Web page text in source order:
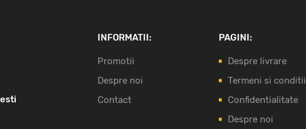
INFORMATII:
Promotii
Despre noi
Contact
PAGINI:
Despre livrare
Termeni si conditii
Confidentialitate
Despre noi